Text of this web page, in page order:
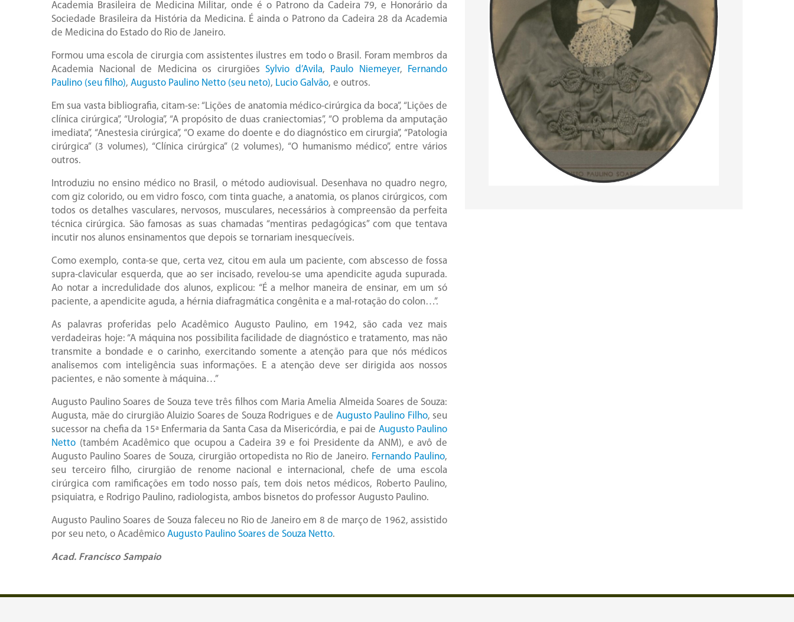
Academia Brasileira de Medicina Militar, onde é o Patrono da Cadeira 79, e Honorário da
Sociedade Brasileira da História da Medicina. É ainda o Patrono da Cadeira 28 da Academia
de Medicina do Estado do Rio de Janeiro.
Formou uma escola de cirurgia com assistentes ilustres em todo o Brasil. Foram membros da
Academia Nacional de Medicina os cirurgiões Sylvio d’Avila, Paulo Niemeyer,
Fernando
Paulino (seu filho), Augusto Paulino Netto (seu neto), Lucio Galvão, e outros.
Em sua vasta bibliografia, citam-se: “Lições de anatomia médico-cirúrgica da boca”, “Lições de
clínica cirúrgica”, “Urologia”, “A propósito de duas craniectomias”, “O problema da amputação
imediata”, “Anestesia cirúrgica”, “O exame do doente e do diagnóstico em cirurgia”, “Patologia
cirúrgica” (3 volumes), “Clínica cirúrgica” (2 volumes), “O humanismo médico”, entre vários
outros.
Introduziu no ensino médico no Brasil, o método audiovisual. Desenhava no quadro negro,
com giz colorido, ou em vidro fosco, com tinta guache, a anatomia, os planos cirúrgicos, com
todos os detalhes vasculares, nervosos, musculares, necessários à compreensão da perfeita
técnica cirúrgica. São famosas as suas chamadas “mentiras pedagógicas” com que tentava
incutir nos alunos ensinamentos que depois se tornariam inesquecíveis.
Como exemplo, conta-se que, certa vez, citou em aula um paciente, com abscesso de fossa
supra-clavicular esquerda, que ao ser incisado, revelou-se uma apendicite aguda supurada.
Ao notar a incredulidade dos alunos, explicou: “É a melhor maneira de ensinar, em um só
paciente, a apendicite aguda, a hérnia diafragmática congênita e a mal-rotação do colon…”.
As palavras proferidas pelo Acadêmico Augusto Paulino, em 1942, são cada vez mais
verdadeiras hoje: “A máquina nos possibilita facilidade de diagnóstico e tratamento, mas não
transmite a bondade e o carinho, exercitando somente a atenção para que nós médicos
analisemos com inteligência suas informações. E a atenção deve ser dirigida aos nossos
pacientes, e não somente à máquina…”
Augusto Paulino Soares de Souza teve três filhos com Maria Amelia Almeida Soares de Souza:
Augusta, mãe do cirurgião Aluizio Soares de Souza Rodrigues e de Augusto Paulino Filho, seu
sucessor na chefia da 15ª Enfermaria da Santa Casa da Misericórdia, e pai de Augusto Paulino
Netto (também Acadêmico que ocupou a Cadeira 39 e foi Presidente da ANM), e avô de
Augusto Paulino Soares de Souza, cirurgião ortopedista no Rio de Janeiro. Fernando Paulino,
seu terceiro filho, cirurgião de renome nacional e internacional, chefe de uma escola
cirúrgica com ramificações em todo nosso país, tem dois netos médicos, Roberto Paulino,
psiquiatra, e Rodrigo Paulino, radiologista, ambos bisnetos do professor Augusto Paulino.
Augusto Paulino Soares de Souza faleceu no Rio de Janeiro em 8 de março de 1962, assistido
por seu neto, o Acadêmico Augusto Paulino Soares de Souza Netto.
Acad. Francisco Sampaio